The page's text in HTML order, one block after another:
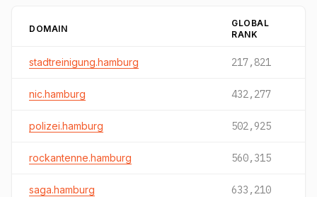
DOMAIN
GLOBAL
RANK
stadtreinigung.hamburg 217,821
nic.hamburg 432,277
polizei.hamburg 502,925
rockantenne.hamburg 560,315
saga.hamburg 633,210